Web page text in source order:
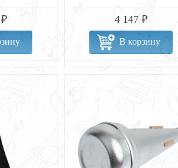
4 147 ₽
В корзину